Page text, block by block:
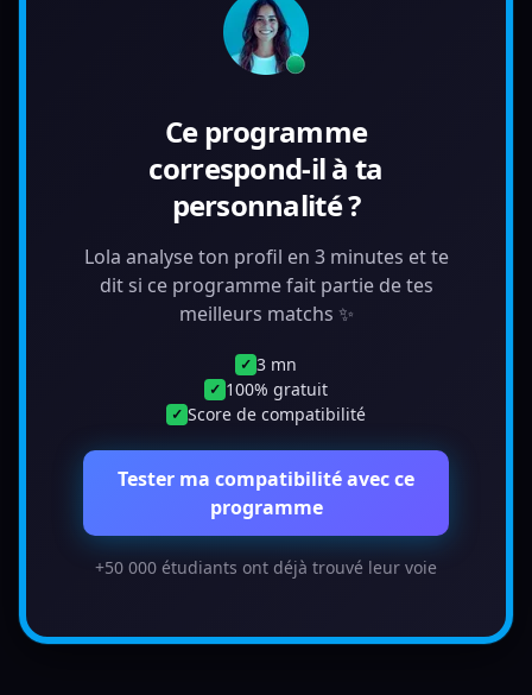
Ce programme
correspond-il à ta
personnalité ?
Lola analyse ton profil en 3 minutes et te
dit si ce programme fait partie de tes
meilleurs matchs ✨
✓ 3 mn
✓ 100% gratuit
✓ Score de compatibilité
Tester ma compatibilité avec ce
programme
+50 000 étudiants ont déjà trouvé leur voie